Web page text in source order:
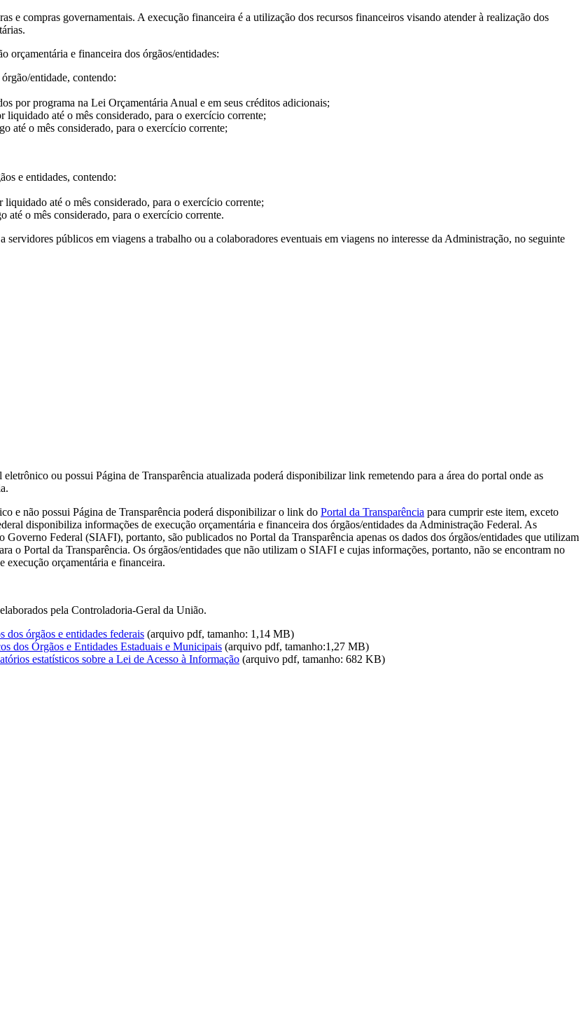
e compras governamentais. A execução financeira é a utilização dos recursos financeiros visando atender à realização dos
orçamentária e financeira dos órgãos/entidades:
entidade, contendo:
por programa na Lei Orçamentária Anual e em seus créditos adicionais;
até o mês considerado, para o exercício corrente;
até o mês considerado, para o exercício corrente;
e entidades, contendo:
até o mês considerado, para o exercício corrente;
até o mês considerado, para o exercício corrente.
servidores públicos em viagens a trabalho ou a colaboradores eventuais em viagens no interesse da Administração, no seguinte
ou possui Página de Transparência atualizada poderá disponibilizar link remetendo para a área do portal onde as
e não possui Página de Transparência poderá disponibilizar o link do Portal da Transparência para cumprir este item, exceto
disponibiliza informações de execução orçamentária e financeira dos órgãos/entidades da Administração Federal. As
Federal (SIAFI), portanto, são publicados no Portal da Transparência apenas os dados dos órgãos/entidades que utilizam
o Portal da Transparência. Os órgãos/entidades que não utilizam o SIAFI e cujas informações, portanto, não se encontram no
execução orçamentária e financeira.
pela Controladoria-Geral da União.
dos órgãos e entidades federais (arquivo pdf, tamanho: 1,14 MB)
dos Órgãos e Entidades Estaduais e Municipais (arquivo pdf, tamanho:1,27 MB)
estatísticos sobre a Lei de Acesso à Informação (arquivo pdf, tamanho: 682 KB)